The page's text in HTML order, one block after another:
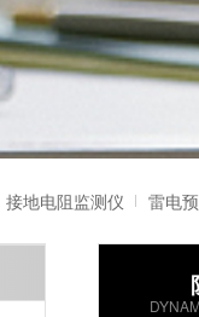
接地电阻监测仪 雷电
雷电